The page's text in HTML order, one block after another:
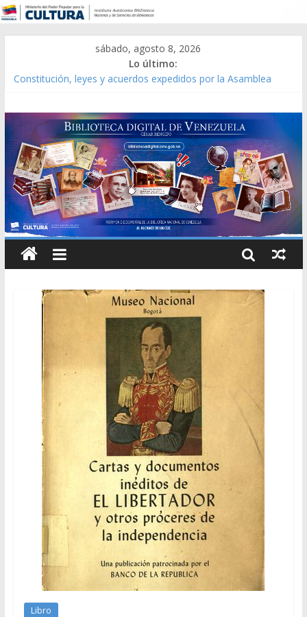
sábado, agosto 8, 2026
Lo último:
Constitución, leyes y acuerdos expedidos por la Asamblea
Modesta Bor Sánchez [material gráfico]
Gaceta Oficial de la República de Venezuela año CXXXIII Mes V,
Caracas 09 de marzo de 2006 N° 38.394
Catálogo temático de obras de Modesta Bor
Libro